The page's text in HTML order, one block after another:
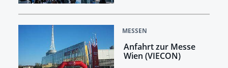
MESSEN
Anfahrt zur Messe
Wien (VIECON)